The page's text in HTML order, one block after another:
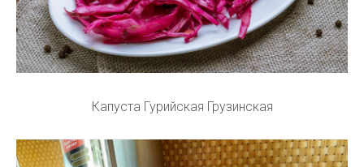
Капуста Гурийская Грузинская